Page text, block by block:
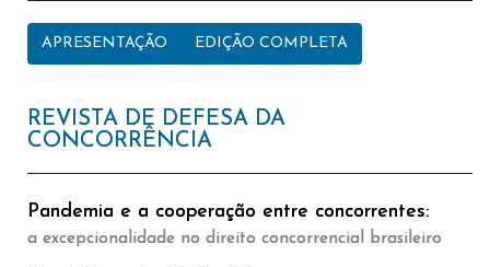
APRESENTAÇÃO EDIÇÃO COMPLETA
REVISTA DE DEFESA DA
CONCORRÊNCIA
Pandemia e a cooperação entre concorrentes:
a excepcionalidade no direito concorrencial brasileiro